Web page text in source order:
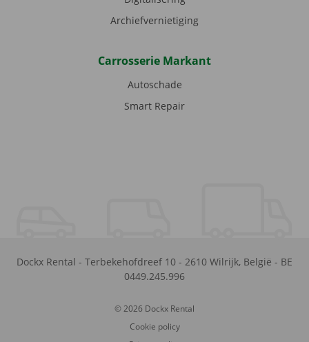
Archiefvernietiging
Carrosserie Markant
Autoschade
Smart Repair
Dockx Rental - Terbekehofdreef 10 - 2610 Wilrijk, België - BE
0449.245.996
© 2026 Dockx Rental
Cookie policy